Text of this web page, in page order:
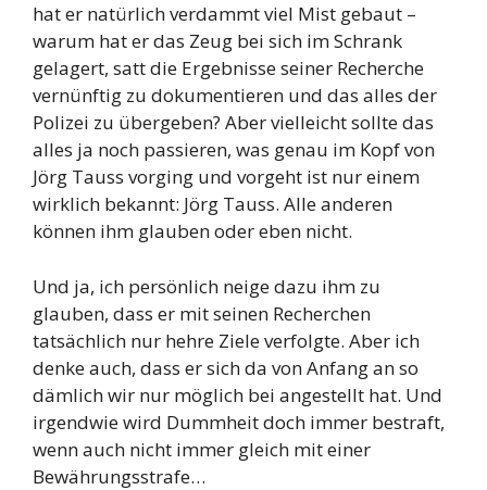
hat er natürlich verdammt viel Mist gebaut –
warum hat er das Zeug bei sich im Schrank
gelagert, satt die Ergebnisse seiner Recherche
vernünftig zu dokumentieren und das alles der
Polizei zu übergeben? Aber vielleicht sollte das
alles ja noch passieren, was genau im Kopf von
Jörg Tauss vorging und vorgeht ist nur einem
wirklich bekannt: Jörg Tauss. Alle anderen
können ihm glauben oder eben nicht.
Und ja, ich persönlich neige dazu ihm zu
glauben, dass er mit seinen Recherchen
tatsächlich nur hehre Ziele verfolgte. Aber ich
denke auch, dass er sich da von Anfang an so
dämlich wir nur möglich bei angestellt hat. Und
irgendwie wird Dummheit doch immer bestraft,
wenn auch nicht immer gleich mit einer
Bewährungsstrafe…